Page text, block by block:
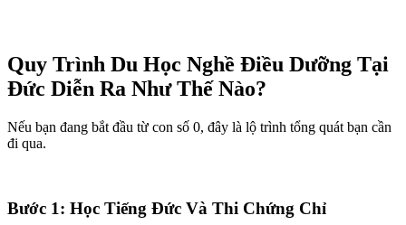
Quy Trình Du Học Nghề Điều Dưỡng Tại
Đức Diễn Ra Như Thế Nào?
Nếu bạn đang bắt đầu từ con số 0, đây là lộ trình tổng quát bạn cần
đi qua.
Bước 1: Học Tiếng Đức Và Thi Chứng Chỉ